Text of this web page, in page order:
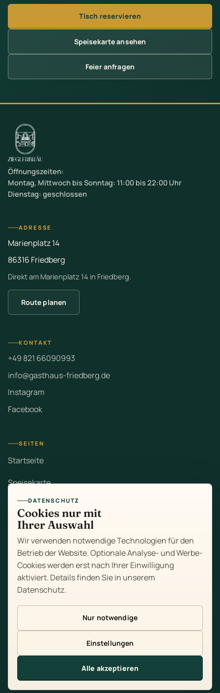
Tisch reservieren
Speisekarte ansehen
Feier anfragen
Öffnungszeiten:
Montag, Mittwoch bis Sonntag: 11:00 bis 22:00 Uhr
Dienstag: geschlossen
ADRESSE
Marienplatz 14
86316 Friedberg
Direkt am Marienplatz 14 in Friedberg.
Route planen
KONTAKT
+49 821 66090993
info@gasthaus-friedberg.de
Instagram
Facebook
SEITEN
Startseite
Speisekarte
Mittagstisch
Zum Mitnehmen
Feiern
Über uns
Kontakt
Cookie-Einstellungen
Tisch reservieren
DATENSCHUTZ
Cookies nur mit
Ihrer Auswahl
Wir verwenden notwendige Technologien für den
Betrieb der Website. Optionale Analyse- und Werbe-
Cookies werden erst nach Ihrer Einwilligung
aktiviert. Details finden Sie in unserem
Datenschutz.
Nur notwendige
Einstellungen
Alle akzeptieren